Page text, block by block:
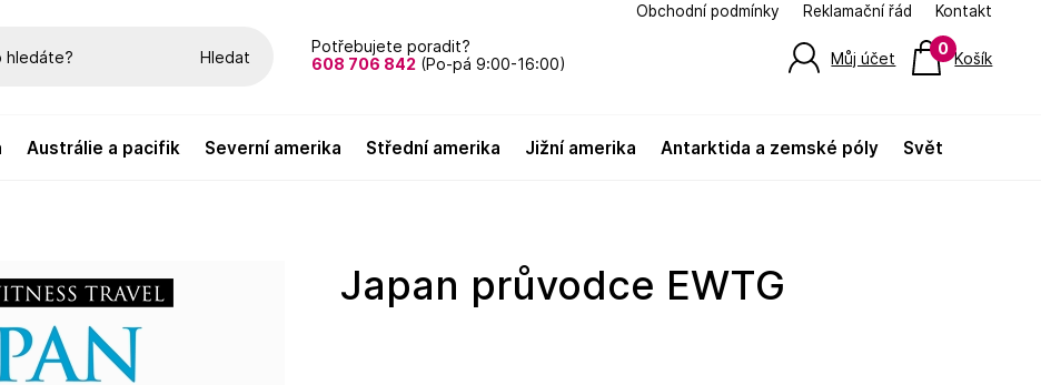
Japan průvodce EWTG
Potřebujete poradit?
608 706 842(Po-pá 9:00-16:00)
Obchodní podmínky Reklamační řád Kontakt
Hledat Můj účet Košík
0
austrálie a pacifik severní amerika střední amerika jižní amerika antarktida a zemské póly svět